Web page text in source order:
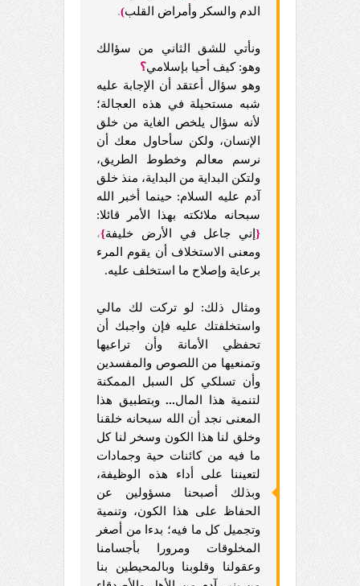
الدم والسكر وأمراض القلب)
.
ونأتي للشق الثاني من سؤالك
وهو: كيف أحيا بإسلامي؟
وهو سؤال أعتقد أن الإجابة عليه
شبه مستحيلة في هذه العجالة؛
لأنه سؤال يلخص الغاية من خلق
الإنسان، ولكن سأحاول معك أن
نرسم معالم وخطوط الطريق،
ولتكن البداية من البداية، منذ خلق
آدم عليه السلام: حينما أخبر الله
سبحانه ملائكته بهذا الأمر قائلا:
{ إني جاعل في الأرض خليفة}،
ومعنى الاستخلاف أن يقوم المرء
برعاية وإصلاح ما استخلف عليه.
ومثال ذلك: لو تركت لك مالي
واستخلفتك عليه فإن واجبك أن
تحفظي الأمانة وأن تراعيها
وتمنعيها من اللصوص والمفسدين
وأن تسلكي كل السبل الممكنة
لتنمية هذا المال... وبتطبيق هذا
المعنى نجد أن الله سبحانه خلقنا
وخلق لنا هذا الكون وسخر لنا كل
ما فيه من كائنات حية وجمادات
لتعيننا على أداء هذه الوظيفة،
وبذلك أصبحنا مسؤولين عن
الحفاظ على هذا الكون، وتنمية
وتجميل كل ما فيه؛ بدءا من أصغر
المخلوقات ومرورا بأجسامنا
وعقولنا وقلوبنا وبالمحيطين بنا